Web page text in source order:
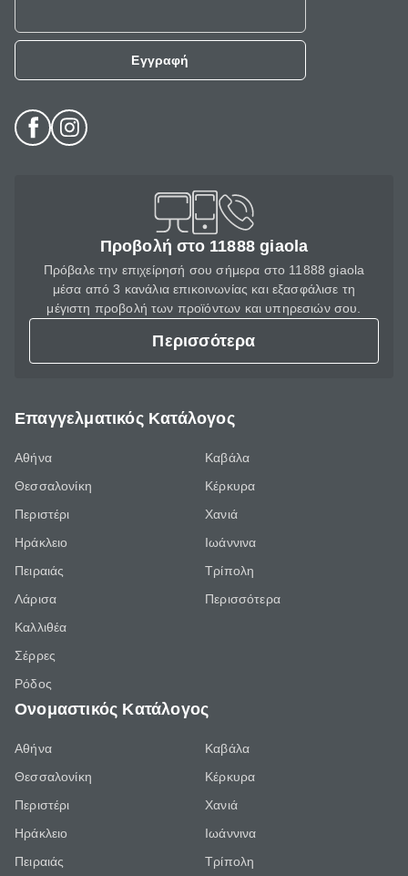
Εγγραφή
Προβολή στο 11888 giaola
Πρόβαλε την επιχείρησή σου σήμερα στο 11888 giaola
μέσα από 3 κανάλια επικοινωνίας και εξασφάλισε τη
μέγιστη προβολή των προϊόντων και υπηρεσιών σου.
Περισσότερα
Επαγγελματικός Κατάλογος
Αθήνα
Θεσσαλονίκη
Περιστέρι
Ηράκλειο
Πειραιάς
Λάρισα
Καλλιθέα
Σέρρες
Ρόδος
Καβάλα
Κέρκυρα
Χανιά
Ιωάννινα
Τρίπολη
Περισσότερα
Ονομαστικός Κατάλογος
Αθήνα
Θεσσαλονίκη
Περιστέρι
Ηράκλειο
Πειραιάς
Καβάλα
Κέρκυρα
Χανιά
Ιωάννινα
Τρίπολη